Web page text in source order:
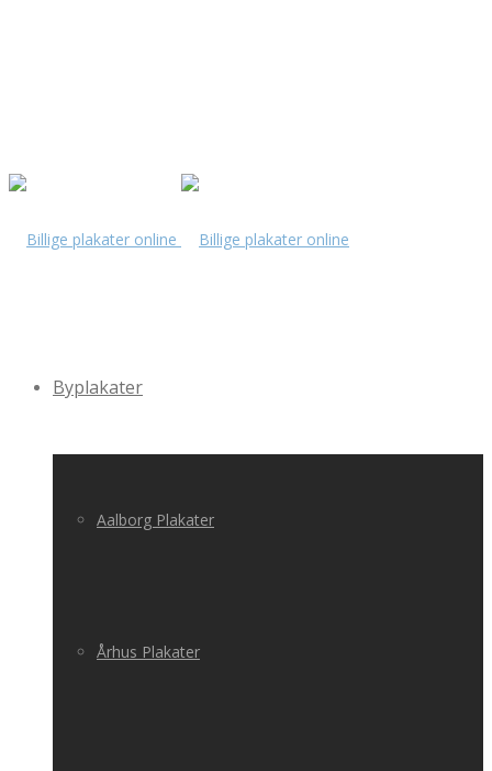
Byplakater
Aalborg Plakater
Århus Plakater